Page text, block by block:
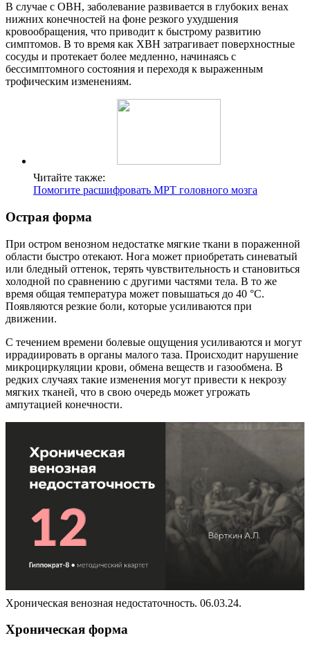
В случае с ОВН, заболевание развивается в глубоких венах
нижних конечностей на фоне резкого ухудшения
кровообращения, что приводит к быстрому развитию
симптомов. В то время как ХВН затрагивает поверхностные
сосуды и протекает более медленно, начинаясь с
бессимптомного состояния и переходя к выраженным
трофическим изменениям.
Читайте также:
Помогите расшифровать МРТ головного мозга
Острая форма
При остром венозном недостатке мягкие ткани в пораженной
области быстро отекают. Нога может приобретать синеватый
или бледный оттенок, терять чувствительность и становиться
холодной по сравнению с другими частями тела. В то же
время общая температура может повышаться до 40 °C.
Появляются резкие боли, которые усиливаются при
движении.
С течением времени болевые ощущения усиливаются и могут
иррадиировать в органы малого таза. Происходит нарушение
микроциркуляции крови, обмена веществ и газообмена. В
редких случаях такие изменения могут привести к некрозу
мягких тканей, что в свою очередь может угрожать
ампутацией конечности.
Хроническая венозная недостаточность. 06.03.24.
Хроническая форма